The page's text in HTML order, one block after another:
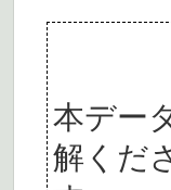
本デー
解くだ